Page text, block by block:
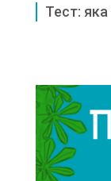
Тест: яка